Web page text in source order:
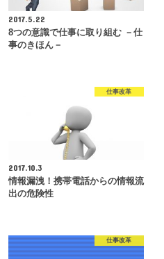
2017.5.22
8つの意識で仕事に取り組む －仕
事のきほん－
仕事改革
2017.10.3
情報漏洩！携帯電話からの情報流
出の危険性
仕事改革